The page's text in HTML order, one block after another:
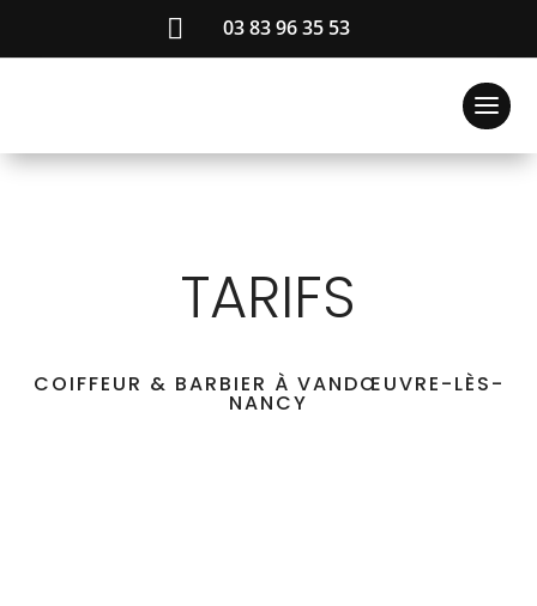
 03 83 96 35 53
TARIFS
COIFFEUR & BARBIER À VANDŒUVRE-LÈS-
NANCY